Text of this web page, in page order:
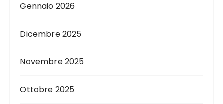
Gennaio 2026
Dicembre 2025
Novembre 2025
Ottobre 2025